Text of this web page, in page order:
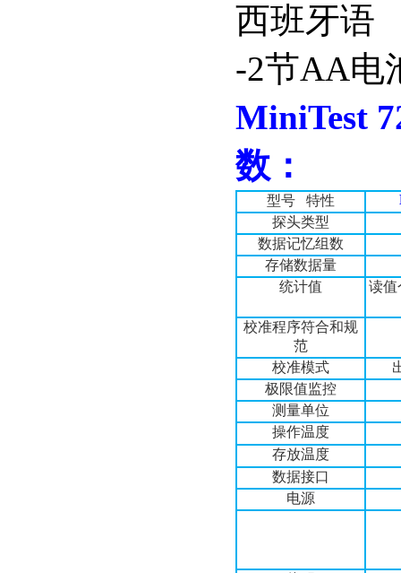
西班牙语
-2节AA电
MiniTest
数：
型号 特性
探头类型
数据记忆组数
存储数据量
统计值
读值
校准程序符合和规
范
校准模式
极限值监控
测量单位
操作温度
存放温度
数据接口
电源